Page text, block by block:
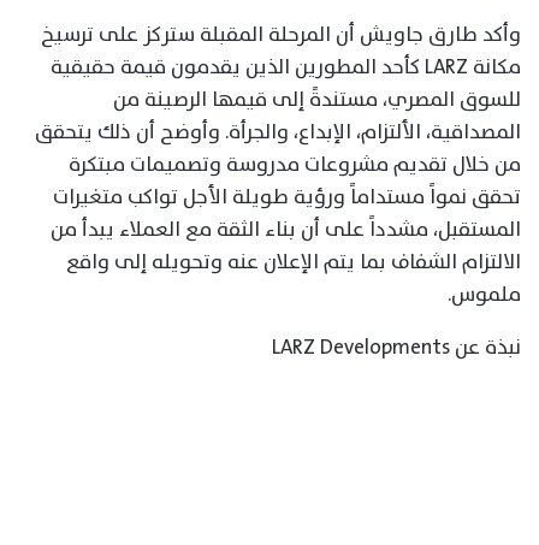
وأكد طارق جاويش أن المرحلة المقبلة ستركز على ترسيخ
مكانة LARZ كأحد المطورين الذين يقدمون قيمة حقيقية
للسوق المصري، مستندةً إلى قيمها الرصينة من
المصداقية، الألتزام، الإبداع، والجرأة. وأوضح أن ذلك يتحقق
من خلال تقديم مشروعات مدروسة وتصميمات مبتكرة
تحقق نمواً مستداماً ورؤية طويلة الأجل تواكب متغيرات
المستقبل، مشدداً على أن بناء الثقة مع العملاء يبدأ من
الالتزام الشفاف بما يتم الإعلان عنه وتحويله إلى واقع
ملموس.
نبذة عن LARZ Developments